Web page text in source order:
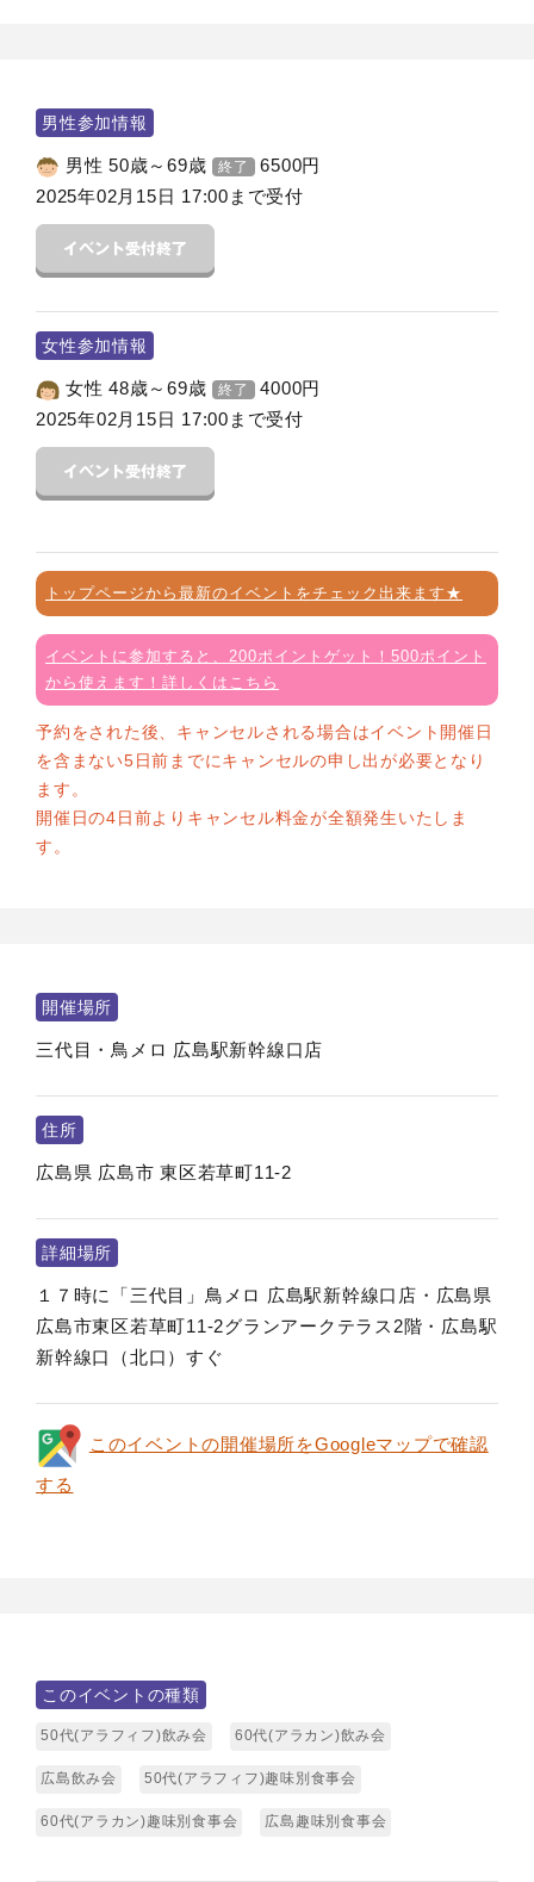
男性参加情報
男性 50歳～69歳 終了 6500円
2025年02月15日 17:00まで受付
女性参加情報
女性 48歳～69歳 終了 4000円
2025年02月15日 17:00まで受付
トップページから最新のイベントをチェック出来ます★
イベントに参加すると、200ポイントゲット！500ポイント
から使えます！詳しくはこちら
予約をされた後、キャンセルされる場合はイベント開催日
を含まない5日前までにキャンセルの申し出が必要となり
ます。
開催日の4日前よりキャンセル料金が全額発生いたしま
す。
開催場所
三代目・鳥メロ 広島駅新幹線口店
住所
広島県 広島市 東区若草町11-2
詳細場所
１７時に「三代目」鳥メロ 広島駅新幹線口店・広島県
広島市東区若草町11-2グランアークテラス2階・広島駅
新幹線口（北口）すぐ
このイベントの開催場所をGoogleマップで確認
する
このイベントの種類
50代(アラフィフ)飲み会 60代(アラカン)飲み会
広島飲み会 50代(アラフィフ)趣味別食事会
60代(アラカン)趣味別食事会 広島趣味別食事会